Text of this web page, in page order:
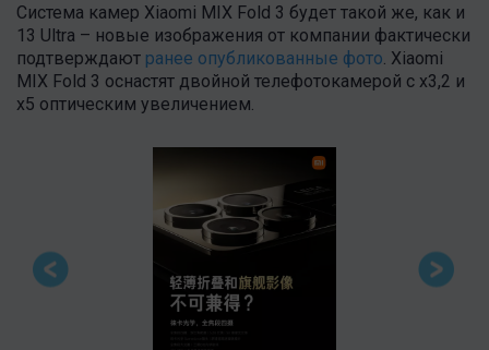
Система камер Xiaomi MIX Fold 3 будет такой же, как и
13 Ultra – новые изображения от компании фактически
подтверждают ранее опубликованные фото. Xiaomi
MIX Fold 3 оснастят двойной телефотокамерой с x3,2 и
x5 оптическим увеличением.